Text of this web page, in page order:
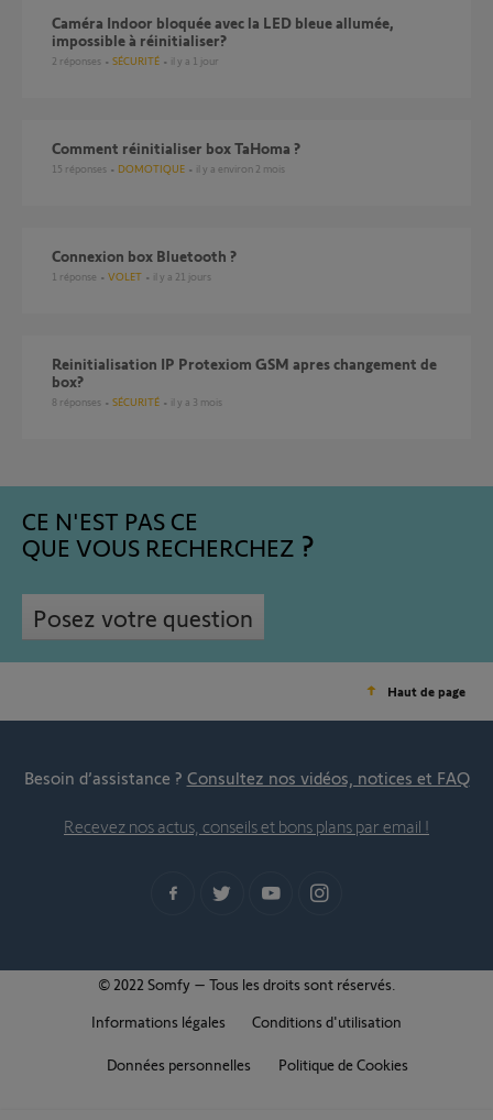
Caméra Indoor bloquée avec la LED bleue allumée,
impossible à réinitialiser?
2 réponses SÉCURITÉ il y a 1 jour
Comment réinitialiser box TaHoma ?
15 réponses DOMOTIQUE il y a environ 2 mois
Connexion box Bluetooth ?
1 réponse VOLET il y a 21 jours
reinitialisation IP Protexiom GSM apres changement de
box?
8 réponses SÉCURITÉ il y a 3 mois
CE N'EST PAS CE
QUE VOUS RECHERCHEZ
Posez votre question
Haut de page
Besoin d’assistance ? Consultez nos vidéos, notices et FAQ
Recevez nos actus, conseils et bons plans par email !
© 2022 Somfy – Tous les droits sont réservés.
Informations légales
Conditions d'utilisation
Données personnelles Politique de Cookies